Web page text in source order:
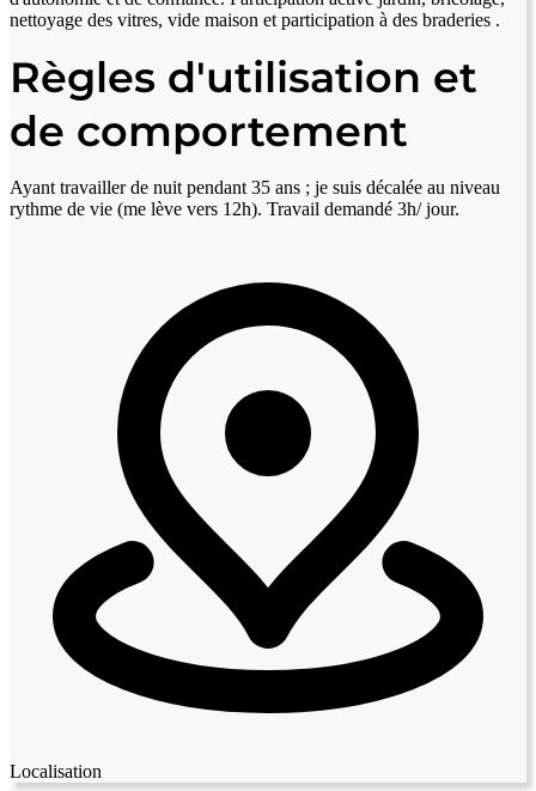
nettoyage des vitres, vide maison et participation à des braderies .
Règles d'utilisation et
de comportement
Ayant travailler de nuit pendant 35 ans ; je suis décalée au niveau
rythme de vie (me lève vers 12h). Travail demandé 3h/ jour.
Localisation